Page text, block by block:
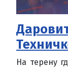
На терену